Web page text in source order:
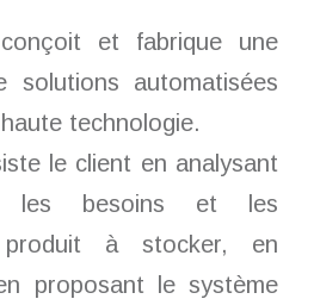
et fabrique une
solutions automatisées
technologie.
le client en analysant
les besoins et les
produit à stocker, en
proposant le système